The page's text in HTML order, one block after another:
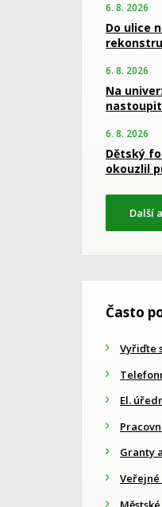
6. 8. 2026
Do ulice
6. 8. 2026
Na
6. 8. 2026
Dětský
okouzlil
Další
Často
Vyřiďte
El.
Granty
Veřejné